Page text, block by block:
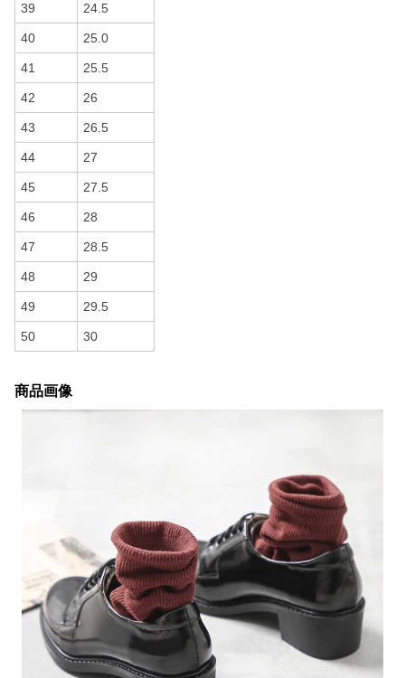
39 24.5
40 25.0
41 25.5
42 26
43 26.5
44 27
45 27.5
46 28
47 28.5
48 29
49 29.5
50 30
商品画像